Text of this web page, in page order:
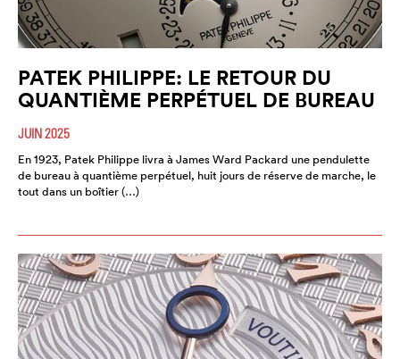
PATEK PHILIPPE: LE RETOUR DU
QUANTIÈME PERPÉTUEL DE BUREAU
JUIN 2025
En 1923, Patek Philippe livra à James Ward Packard une pendulette
de bureau à quantième perpétuel, huit jours de réserve de marche, le
tout dans un boîtier (…)